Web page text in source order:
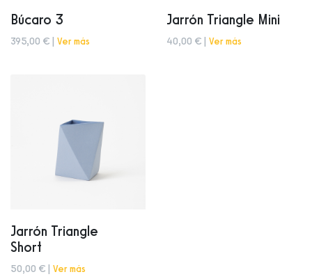
Búcaro 3
395,00 € | Ver más
Jarrón Triangle Mini
40,00 € | Ver más
Jarrón Triangle
Short
50,00 € | Ver más